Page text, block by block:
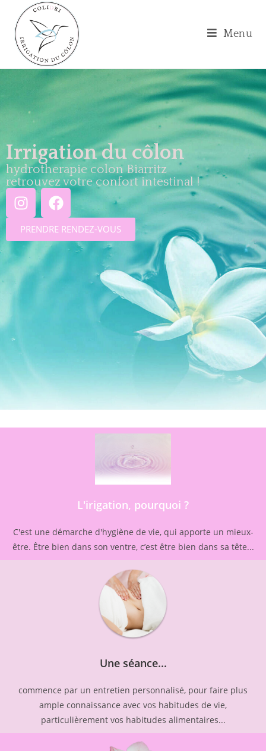
Menu
Irrigation du côlon
hydrotherapie colon Biarritz
retrouvez votre confort intestinal !
PRENDRE RENDEZ-VOUS
L'irigation, pourquoi ?
C'est une démarche d'hygiène de vie, qui apporte un mieux-
être. Être bien dans son ventre, c’est être bien dans sa tête...
Une séance...
commence par un entretien personnalisé, pour faire plus
ample connaissance avec vos habitudes de vie,
particulièrement vos habitudes alimentaires...